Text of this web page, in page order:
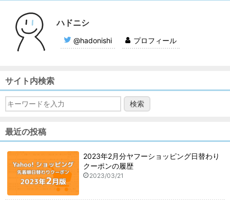
ハドニシ
@hadonishi プロフィール
サイト内検索
最近の投稿
2023年2月分ヤフーショッピング日替わり
クーポンの履歴
2023/03/21